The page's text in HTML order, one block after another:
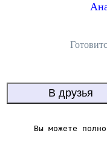
Вы можете